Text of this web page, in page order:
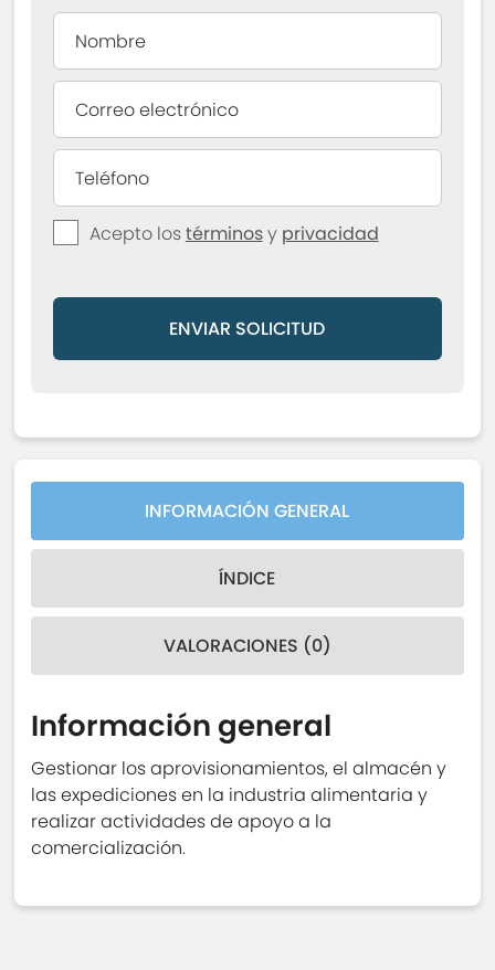
Acepto lostérminosy privacidad
ENVIAR SOLICITUD
INFORMACIÓN GENERAL
ÍNDICE
VALORACIONES (0)
Información general
Gestionar los aprovisionamientos, el almacén y
las expediciones en la industria alimentaria y
realizar actividades de apoyo a la
comercialización.